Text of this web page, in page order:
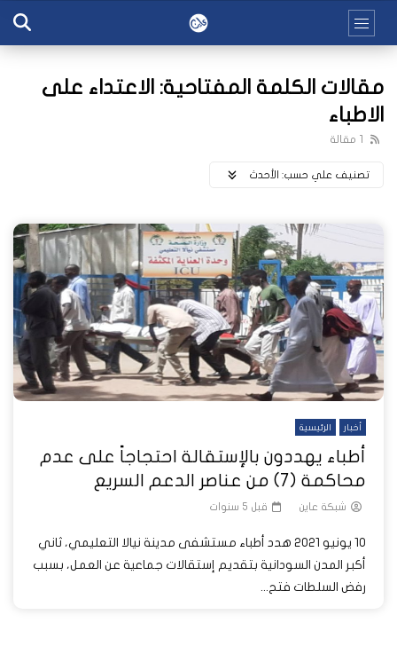
مقالات الكلمة المفتاحية: الاعتداء على
الاطباء
1 مقالة
تصنيف علي حسب: اﻷحدث
أخبار الرئيسية
أطباء يهددون بالإستقالة احتجاجاً على عدم
محاكمة (7) من عناصر الدعم السريع
شبكة عاين قبل 5 سنوات
10 يونيو 2021 هدد أطباء مستشفى مدينة نيالا التعليمي، ثاني
أكبر المدن السودانية بتقديم إستقالات جماعية عن العمل، بسبب
رفض السلطات فتح...